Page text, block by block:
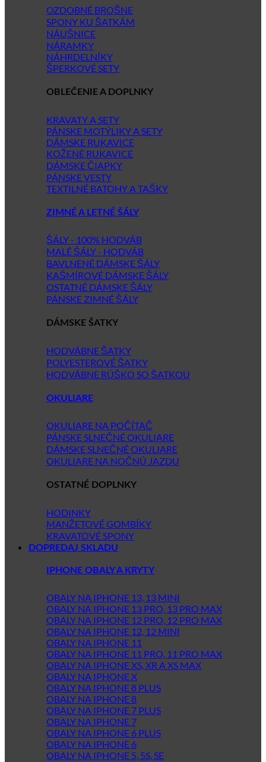
OZDOBNÉ BROŠNE
SPONY KU ŠATKÁM
NÁUŠNICE
NÁRAMKY
NÁHRDELNÍKY
ŠPERKOVÉ SETY
OBLEČENIE A DOPLNKY
KRAVATY A SETY
PÁNSKE MOTÝLIKY A SETY
DÁMSKE RUKAVICE
KOŽENÉ RUKAVICE
DÁMSKE ČIAPKY
PÁNSKE VESTY
TEXTILNÉ BATOHY A TAŠKY
ZIMNÉ A LETNÉ ŠÁLY
ŠÁLY - 100% HODVÁB
MALÉ ŠÁLY - HODVÁB
BAVLNENÉ DÁMSKE ŠÁLY
KAŠMÍROVÉ DÁMSKE ŠÁLY
OSTATNÉ DÁMSKE ŠÁLY
PÁNSKE ZIMNÉ ŠÁLY
DÁMSKE ŠATKY
HODVÁBNE ŠATKY
POLYESTEROVÉ ŠATKY
HODVÁBNE RÚŠKO SO ŠATKOU
OKULIARE
OKULIARE NA POČÍTAČ
PÁNSKE SLNEČNÉ OKULIARE
DÁMSKE SLNEČNÉ OKULIARE
OKULIARE NA NOČNÚ JAZDU
OSTATNÉ DOPLNKY
HODINKY
MANŽETOVÉ GOMBÍKY
KRAVATOVÉ SPONY
DOPREDAJ SKLADU
IPHONE OBALY A KRYTY
OBALY NA IPHONE 13, 13 MINI
OBALY NA IPHONE 13 PRO, 13 PRO MAX
OBALY NA IPHONE 12 PRO, 12 PRO MAX
OBALY NA IPHONE 12, 12 MINI
OBALY NA IPHONE 11
OBALY NA IPHONE 11 PRO, 11 PRO MAX
OBALY NA IPHONE XS, XR A XS MAX
OBALY NA IPHONE X
OBALY NA IPHONE 8 PLUS
OBALY NA IPHONE 8
OBALY NA IPHONE 7 PLUS
OBALY NA IPHONE 7
OBALY NA IPHONE 6 PLUS
OBALY NA IPHONE 6
OBALY NA IPHONE 5, 5S, SE